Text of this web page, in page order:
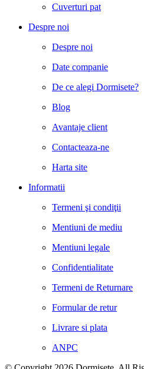
Cuverturi pat
Despre noi
Despre noi
Date companie
De ce alegi Dormisete?
Blog
Avantaje client
Contacteaza-ne
Harta site
Informatii
Termeni şi condiţii
Mentiuni de mediu
Mentiuni legale
Confidentialitate
Termeni de Returnare
Formular de retur
Livrare si plata
ANPC